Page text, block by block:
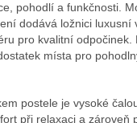
pohodlí a funkčnosti.
dodává ložnici luxusní
pro kvalitní odpočinek.
místa pro
postele je vysoké
při relaxaci a zároveň